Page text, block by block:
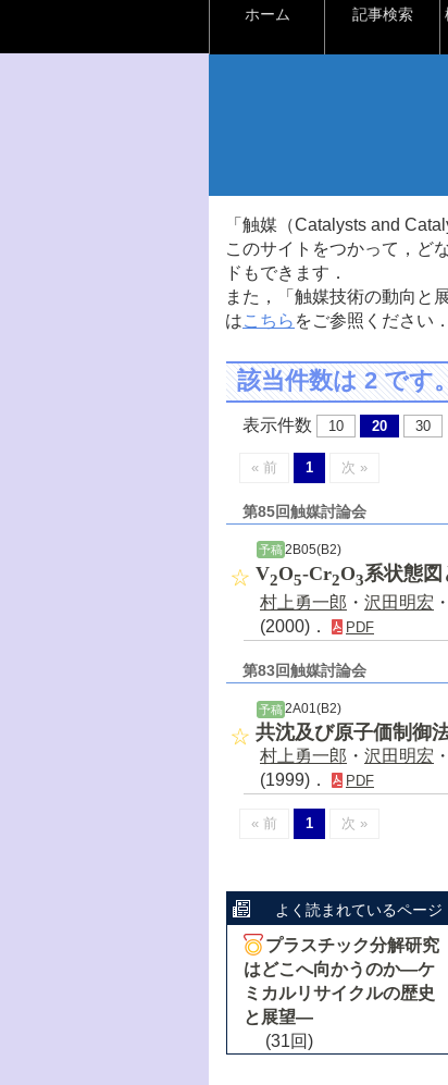
ホーム 記事検索
「触媒（Catalysts and
このサイトをつかって，ど
ドもできます．
また，「触媒技術の動向と
はこちら をご参照ください．
該当件数は 2 です
表示件数 10 20 30
« 前 1 次 »
第85回触媒討論会
予稿 2B05(B2)
V2O5-Cr2O3系状態
村上勇一郎 ・ 沢田明宏 ・
(2000)．
PDF
第83回触媒討論会
予稿 2A01(B2)
共沈及び原子価制御
村上勇一郎 ・ 沢田明宏 ・
(1999)．
PDF
« 前 1 次 »
よく読まれているページ
プラスチック分解研究
はどこへ向かうのか―ケ
ミカルリサイクルの歴史
と展望―
(31回)